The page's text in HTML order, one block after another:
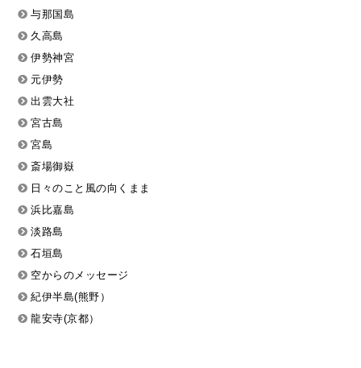
与那国島
久高島
伊勢神宮
元伊勢
出雲大社
宮古島
宮島
斎場御嶽
日々のこと風の向くまま
浜比嘉島
淡路島
石垣島
空からのメッセージ
紀伊半島(熊野）
龍安寺(京都）